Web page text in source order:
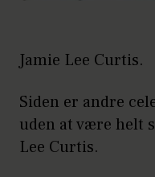
Jamie Lee Curtis.
Siden er andre
uden at være helt
Lee Curtis.